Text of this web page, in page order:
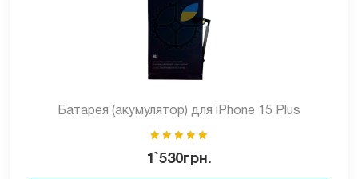
Батарея (акумулятор) для iPhone 15 Plus
1`530грн.